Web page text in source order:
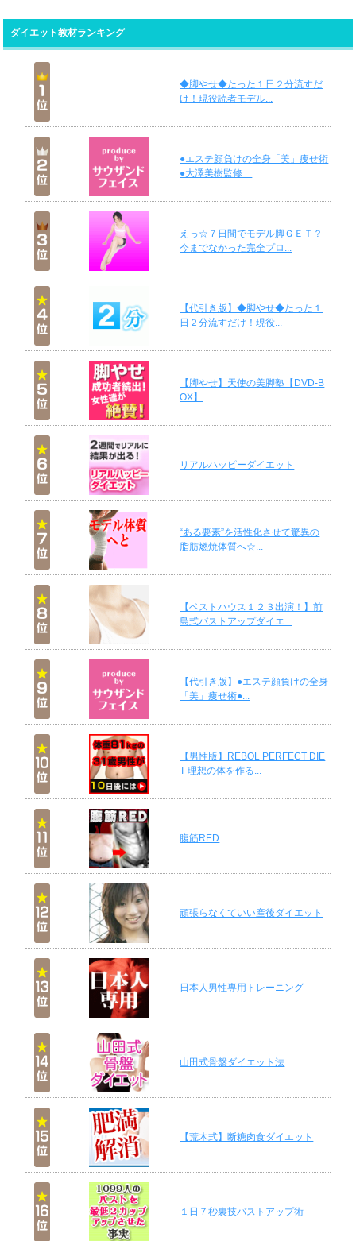
ダイエット教材ランキング
◆脚やせ◆たった１日２分流すだ
け！現役読者モデル...
●エステ顔負けの全身「美」痩せ術
●大澤美樹監修 ...
えっ☆７日間でモデル脚ＧＥＴ？
今までなかった完全プロ...
【代引き版】◆脚やせ◆たった１
日２分流すだけ！現役...
【脚やせ】天使の美脚塾【DVD-B
OX】
リアルハッピーダイエット
“ある要素”を活性化させて驚異の
脂肪燃焼体質へ☆...
【ベストハウス１２３出演！】前
島式バストアップダイエ...
【代引き版】●エステ顔負けの全身
「美」痩せ術●...
【男性版】REBOL PERFECT DIE
T 理想の体を作る...
腹筋RED
頑張らなくていい産後ダイエット
日本人男性専用トレーニング
山田式骨盤ダイエット法
【荒木式】断糖肉食ダイエット
１日７秒裏技バストアップ術